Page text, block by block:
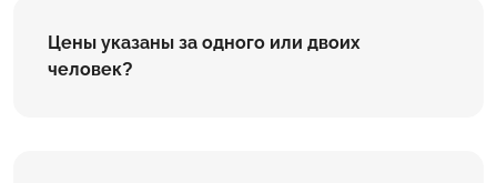
Цены указаны за одного или двоих
человек?